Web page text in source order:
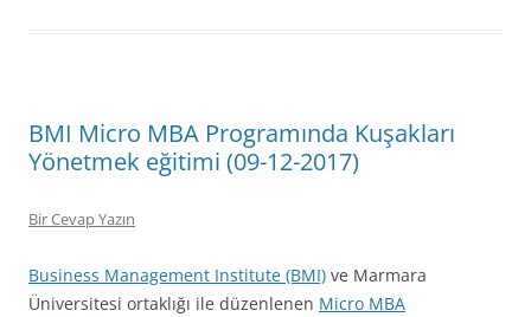
BMI Micro MBA Programında Kuşakları
Yönetmek eğitimi (09-12-2017)
Bir Cevap Yazın
Business Management Institute (BMI) ve Marmara
Üniversitesi ortaklığı ile düzenlenen Micro MBA